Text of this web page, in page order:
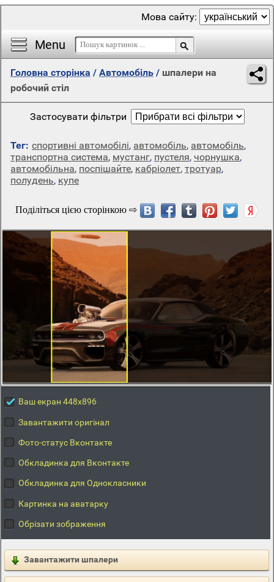
Menu
Мова сайту:
Головна сторінка / Автомобіль / шпалери на
робочий стіл
Застосувати фільтри
Тег: спортивні автомобілі, автомобіль, автомобіль,
транспортна система, мустанг, пустеля, чорнушка,
автомобільна, поспішайте, кабріолет, тротуар,
полудень, купе
Ваш екран 448x896
Завантажити оригінал
Фото-статус Вконтакте
Обкладинка для Вконтакте
Обкладинка для Однокласники
Картинка на аватарку
Обрізати зображення
Завантажити шпалери